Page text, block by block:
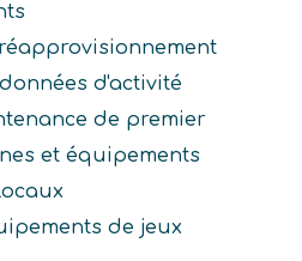
d'activité
de premier
et équipements
de jeux